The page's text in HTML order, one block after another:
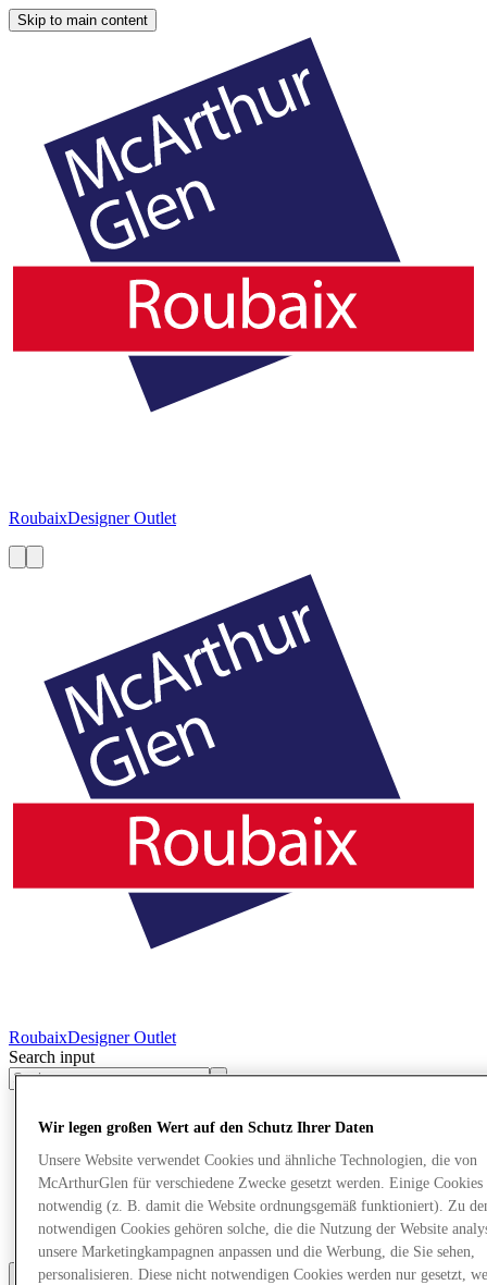
Skip to main content
RoubaixDesigner Outlet
RoubaixDesigner Outlet
Search input
Angebote
Besuch
Was läuft
Geschenkkarten
Dienstleistungen
Wir legen großen Wert auf den Schutz Ihrer Daten
Unsere Website verwendet Cookies und ähnliche Technologien, die von
McArthurGlen für verschiedene Zwecke gesetzt werden. Einige Cookies
notwendig (z. B. damit die Website ordnungsgemäß funktioniert). Zu
notwendigen Cookies gehören solche, die die Nutzung der Website
unsere Marketingkampagnen anpassen und die Werbung, die Sie sehen,
personalisieren. Diese nicht notwendigen Cookies werden nur gesetzt,